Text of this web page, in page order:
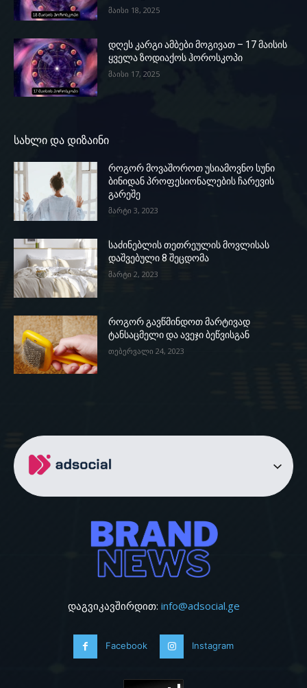
მაისი 18, 2025
დღეს კარგი ამბები მოგივათ – 17 მაისის
ყველა ზოდიაქოს ჰოროსკოპი
მაისი 17, 2025
სახლი და დიზაინი
როგორ მოვაშოროთ უსიამოვნო სუნი
ბინიდან პროფესიონალების ჩარევის
გარეშე
მარტი 3, 2023
საძინებლის თეთრეულის მოვლისას
დაშვებული 8 შეცდომა
მარტი 2, 2023
როგორ გავწმინდოთ მარტივად
ტანსაცმელი და ავეჯი ბეწვისგან
თებერვალი 24, 2023
დაგვიკავშირდით: info@adsocial.ge
Facebook Instagram